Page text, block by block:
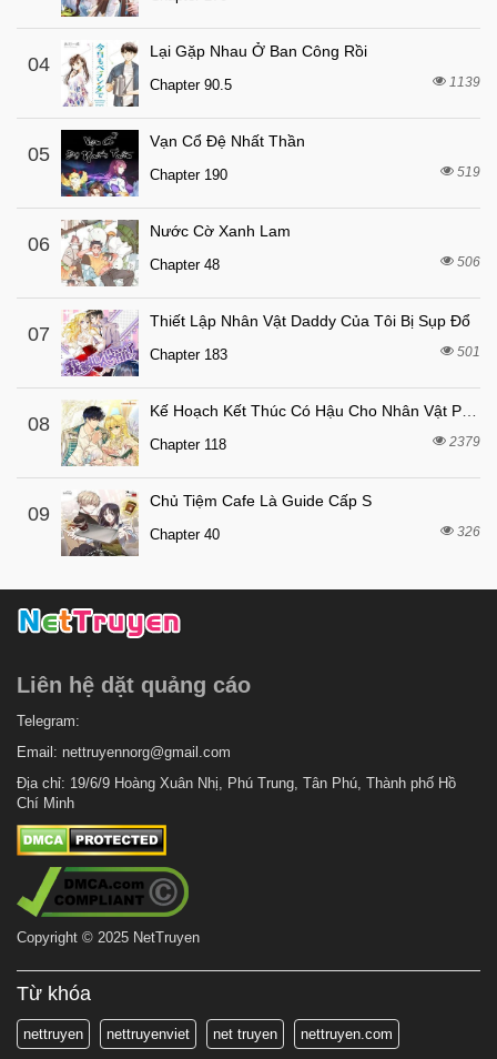
Chapter 16 3 tháng trước
Chapter 15 4 tháng trước
Chapter 14
Chapter 13 6 tháng trước
Chapter 12
Chapter 11 6 tháng trước
Chapter 10
Chapter 9
Chapter 8 6 tháng trước
Chapter 7
Chapter 6 6 tháng trước
Chapter 5
Chapter 4
Chapter 3 6 tháng trước
Chapter 2
04
Lại Gặp Nhau Ở Ban Công Rồi
Chapter 90.5 1139
05
Vạn Cổ Đệ Nhất Thần
Chapter 190 519
06
Nước Cờ Xanh Lam
Chapter 48 506
07
Thiết Lập Nhân Vật Daddy Của Tôi Bị Sụp Đổ
Chapter 183 501
08
Chapter 118 2379
09
Chủ Tiệm Cafe Là Guide Cấp S
Chapter 40 326
Liên hệ dặt quảng cáo
Telegram:
Email: nettruyennorg@gmail.com
Địa chỉ: 19/6/9 Hoàng Xuân Nhị, Phú Trung, Tân Phú, Thành phố Hồ
Chí Minh
Copyright © 2025 NetTruyen
Từ khóa
nettruyen nettruyenviet net truyen nettruyen.com